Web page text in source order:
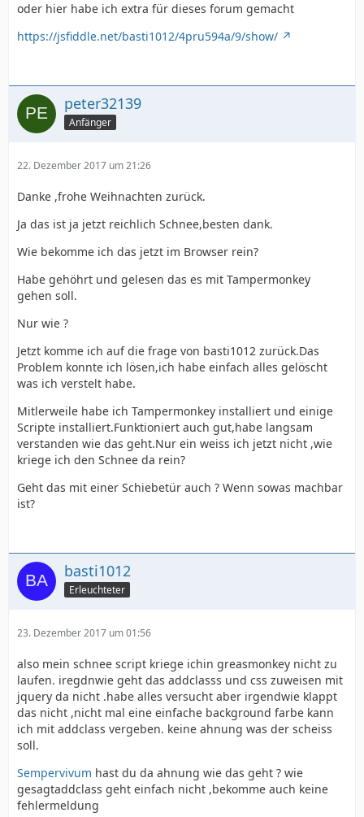
oder hier habe ich extra für dieses forum gemacht
https://jsfiddle.net/basti1012/4pru594a/9/show/
peter32139
Anfänger
22. Dezember 2017 um 21:26
Danke ,frohe Weihnachten zurück.
Ja das ist ja jetzt reichlich Schnee,besten dank.
Wie bekomme ich das jetzt im Browser rein?
Habe gehöhrt und gelesen das es mit Tampermonkey
gehen soll.
Nur wie ?
Jetzt komme ich auf die frage von basti1012 zurück.Das
Problem konnte ich lösen,ich habe einfach alles gelöscht
was ich verstelt habe.
Mitlerweile habe ich Tampermonkey installiert und einige
Scripte installiert.Funktioniert auch gut,habe langsam
verstanden wie das geht.Nur ein weiss ich jetzt nicht ,wie
kriege ich den Schnee da rein?
Geht das mit einer Schiebetür auch ? Wenn sowas machbar
ist?
basti1012
Erleuchteter
23. Dezember 2017 um 01:56
also mein schnee script kriege ichin greasmonkey nicht zu
laufen. iregdnwie geht das addclasss und css zuweisen mit
jquery da nicht .habe alles versucht aber irgendwie klappt
das nicht ,nicht mal eine einfache background farbe kann
ich mit addclass vergeben. keine ahnung was der scheiss
soll.
Sempervivum hast du da ahnung wie das geht ? wie
gesagtaddclass geht einfach nicht ,bekomme auch keine
fehlermeldung